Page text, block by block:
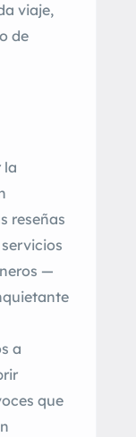
viaje,
de
la
reseñas
—
a
que